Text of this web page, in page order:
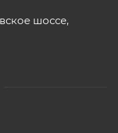
шоссе,